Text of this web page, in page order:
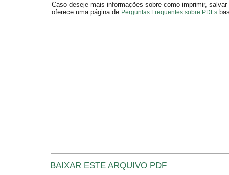
Caso deseje mais informações sobre como imprimir,
oferece uma página de Perguntas Frequentes sobre PDFs
BAIXAR ESTE ARQUIVO PDF